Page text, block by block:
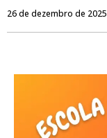
26 de dezembro de 2025